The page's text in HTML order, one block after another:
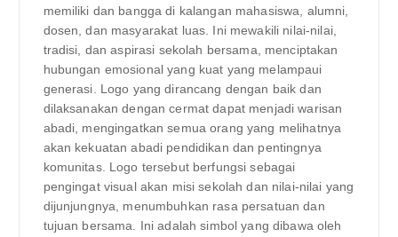
memiliki dan bangga di kalangan mahasiswa, alumni,
dosen, dan masyarakat luas. Ini mewakili nilai-nilai,
tradisi, dan aspirasi sekolah bersama, menciptakan
hubungan emosional yang kuat yang melampaui
generasi. Logo yang dirancang dengan baik dan
dilaksanakan dengan cermat dapat menjadi warisan
abadi, mengingatkan semua orang yang melihatnya
akan kekuatan abadi pendidikan dan pentingnya
komunitas. Logo tersebut berfungsi sebagai
pengingat visual akan misi sekolah dan nilai-nilai yang
dijunjungnya, menumbuhkan rasa persatuan dan
tujuan bersama. Ini adalah simbol yang dibawa oleh